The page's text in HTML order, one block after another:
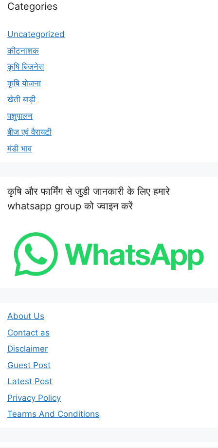
Categories
Uncategorized
कीटनाशक
कृषि बिजनेस
कृषि योजना
खेती बाड़ी
पशुपालन
बीज एवं वैरायटी
मंडी भाव
कृषि और फार्मिंग से जुडी जानकारी के लिए हमारे
whatsapp group को ज्वाइन करें
About Us
Contact as
Disclaimer
Guest Post
Latest Post
Privacy Policy
Tearms And Conditions